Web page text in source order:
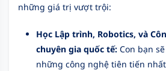
những giá trị vượt trội:
Học Lập trình, Robotics, và
chuyên gia quốc tế: Con bạn
những công nghệ tiên tiến